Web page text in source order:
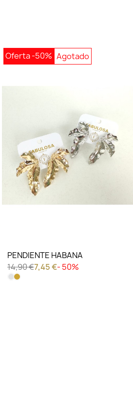
Oferta-50%
PENDIENTE HABANA
14,90 €7,45 €- 50%